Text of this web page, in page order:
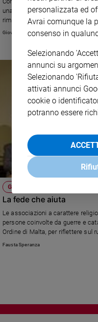
Sanremo
2026
Cinema,
streaming
Musica
educazione
Genitori
e
figli
Nonni
Scuola
e
una complicata e dolorosa
rimangono tante le incognite per
Giovanni Ferrò
GINEVRA
La fede che aiuta
Le associazioni a carattere
persone coinvolte da guerre e
Ordine di Malta, per riflettere sul
Fausta Speranza
personalizzata ed
Avrai comunque la
consenso in
Selezionando
annunci su
Selezionando
attivati annunci
cookie o
potranno essere